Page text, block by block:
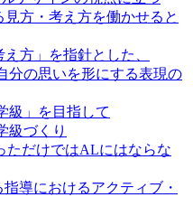
見方・考え方を働かせると
え方」を指針とした、
分の思いを形にする表現の
級」を目指して
級づくり
ただけではALにはならな
導におけるアクティブ・